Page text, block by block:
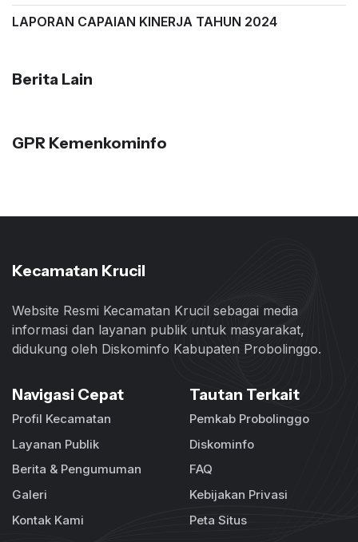
LAPORAN CAPAIAN KINERJA TAHUN 2024
Berita Lain
GPR Kemenkominfo
Kecamatan Krucil
Website Resmi Kecamatan Krucil sebagai media
informasi dan layanan publik untuk masyarakat,
didukung oleh Diskominfo Kabupaten Probolinggo.
Navigasi Cepat
Profil Kecamatan
Layanan Publik
Berita & Pengumuman
Galeri
Kontak Kami
Tautan Terkait
Pemkab Probolinggo
Diskominfo
FAQ
Kebijakan Privasi
Peta Situs